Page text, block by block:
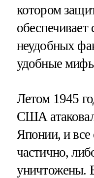
котором
обеспечивает
неудобных
удобные
Летом 1945
США
Японии, и
частично,
уничтожены.